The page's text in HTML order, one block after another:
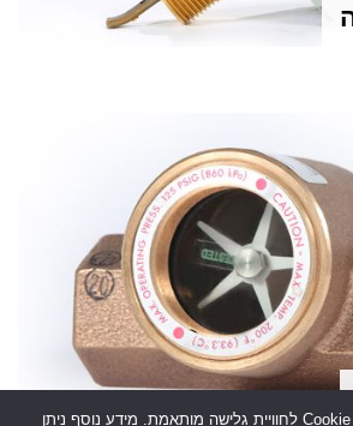
אנו משתמשים בקובצי Cookie לחוויית גלישה מותאמת. מידע נוסף ניתן